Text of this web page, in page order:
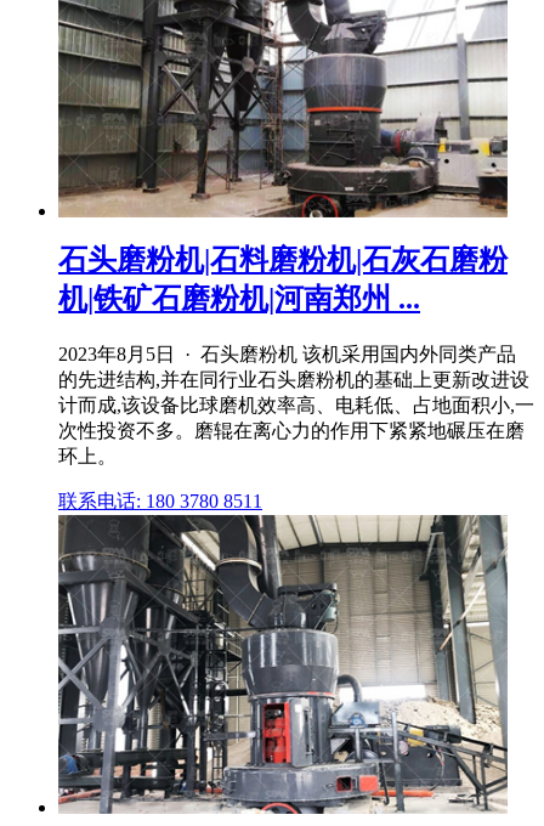
石头磨粉机|石料磨粉机|石灰石磨粉
机|铁矿石磨粉机|河南郑州 ...
2023年8月5日 · 石头磨粉机 该机采用国内外同类产品
的先进结构,并在同行业石头磨粉机的基础上更新改进设
计而成,该设备比球磨机效率高、电耗低、占地面积小,一
次性投资不多。磨辊在离心力的作用下紧紧地碾压在磨
环上。
联系电话: 180 3780 8511